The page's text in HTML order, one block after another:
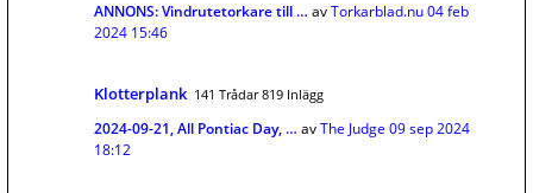
ANNONS: Vindrutetorkare till … avTorkarblad.nu04 feb
2024 15:46
Klotterplank 141 Trådar 819 Inlägg
2024-09-21, All Pontiac Day, … avThe Judge 09 sep 2024
18:12